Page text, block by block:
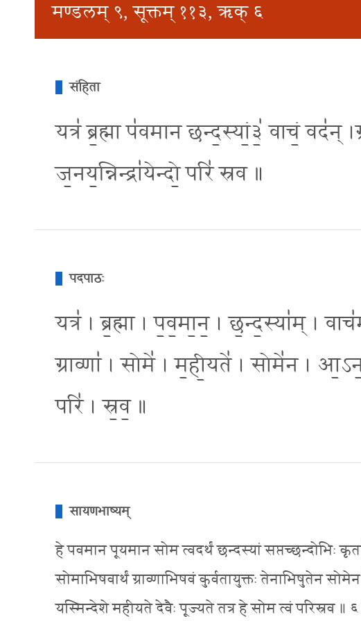
मण्डलम् ९, सूक्तम् ११३, ऋक् ६
संहिता
यत्र॑ ब्र॒ह्मा प॑वमान छन्द॒स्यां॒३॒॑ वाचं॒ वद॑न्
ज॒नय॒न्निन्द्रा॑येन्दो॒ परि॑ स्रव ॥
पदपाठः
यत्र॑ । ब्र॒ह्मा । प॒व॒मा॒न॒ । छ॒न्द॒स्या॑म् ।
ग्राव्णा॑ । सोमे॑ । म॒ही॒यते॑ । सोमे॑न ।
परि॑ । स्र॒व॒ ॥
सायणभाष्यम्
हे पवमान पूयमान सोम त्वदर्थं छन्दस्यां सप्तच्छन्दोभिः
सोमाभिषवार्थं ग्राव्णाभिषवं कुर्वतायुक्तः तेनाभिषुतेन
यस्मिन्देशे महीयते देवैः पूज्यते तत्र हे सोम त्वं परिस्रव ॥ ६